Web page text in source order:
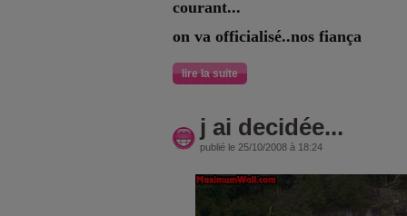
courant...
on va officialisé..nos fiança
lire la suite
j ai decidée...
publié le 25/10/2008 à 18:24